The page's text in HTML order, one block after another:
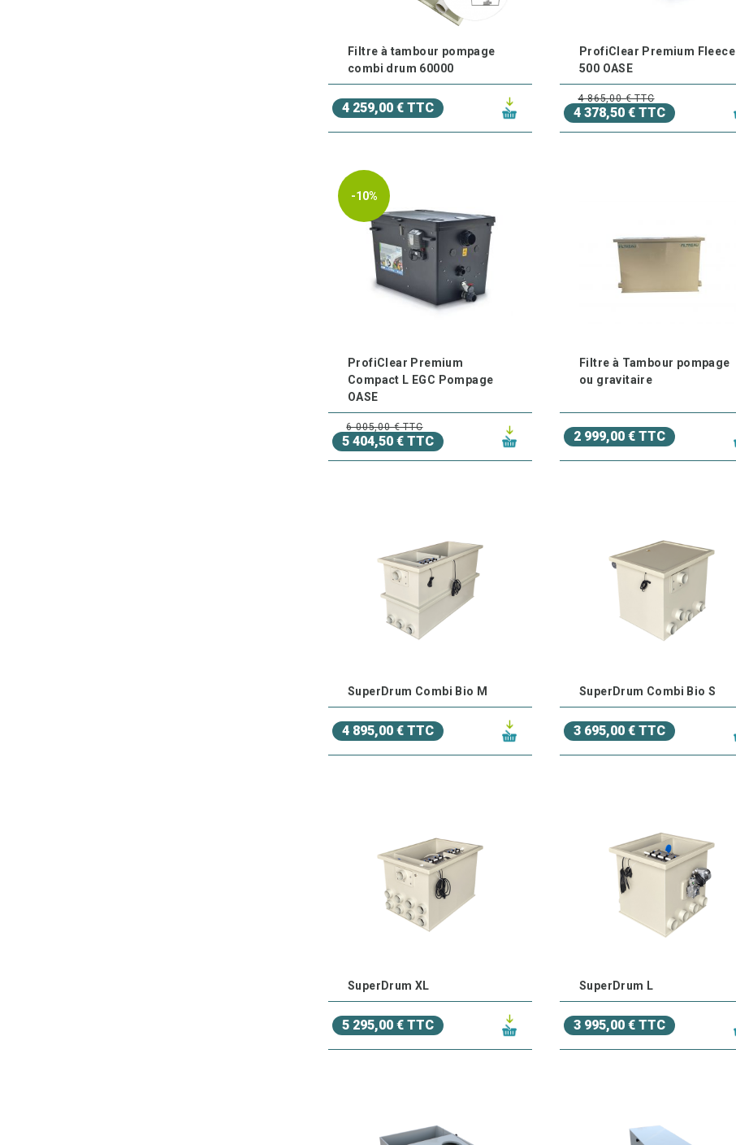
Filtre à tambour pompage
combi drum 60000
4 259,00 € TTC
ProfiClear Premium Fleece
500 OASE
4 865,00 € TTC
4 378,50 € TTC
-10%
ProfiClear Premium
Compact L EGC Pompage
OASE
6 005,00 € TTC
5 404,50 € TTC
Filtre à Tambour pompage
ou gravitaire
2 999,00 € TTC
SuperDrum Combi Bio M
4 895,00 € TTC
SuperDrum Combi Bio S
3 695,00 € TTC
SuperDrum XL
5 295,00 € TTC
SuperDrum L
3 995,00 € TTC